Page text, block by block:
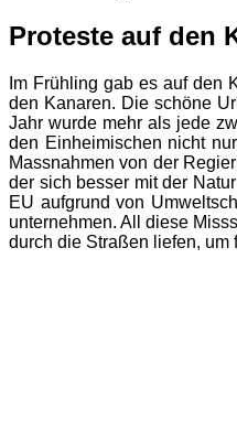
Proteste auf den
Im Frühling gab es auf den
den Kanaren. Die schöne
Jahr wurde mehr als jede
den Einheimischen nicht
Massnahmen von der
der sich besser mit der
EU aufgrund von
unternehmen. All diese
durch die Straßen liefen, um